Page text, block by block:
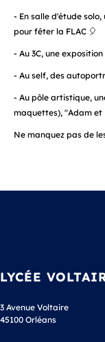
- En salle d'étude
pour fêter la FLAC 🎈
- Au 3C, une
- Au self, des
- Au pôle artistique,
maquettes), "Adam et
Ne manquez pas de
LYCÉE
3 Avenue Voltaire
45100 Orléans